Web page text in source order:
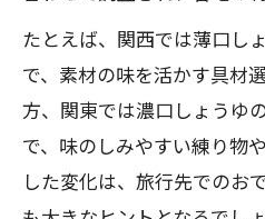
たとえば、関西では薄口し
で、素材の味を活かす具材
方、関東では濃口しょうゆ
で、味のしみやすい練り物
した変化は、旅行先でのお